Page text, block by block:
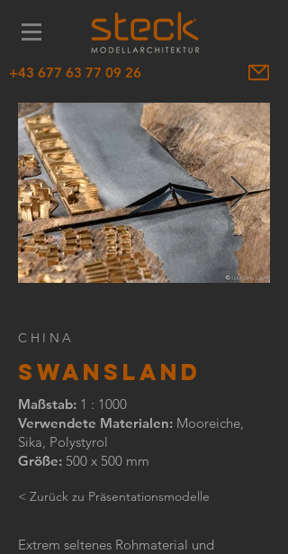
‭+43 677 63 77 09 26‬
CHINA
SWANSLAND
Maßstab: 1 : 1000
Verwendete Materialen: Mooreiche,
Sika, Polystyrol
Größe: 500 x 500 mm
< Zurück zu Präsentationsmodelle
Extrem seltenes Rohmaterial und